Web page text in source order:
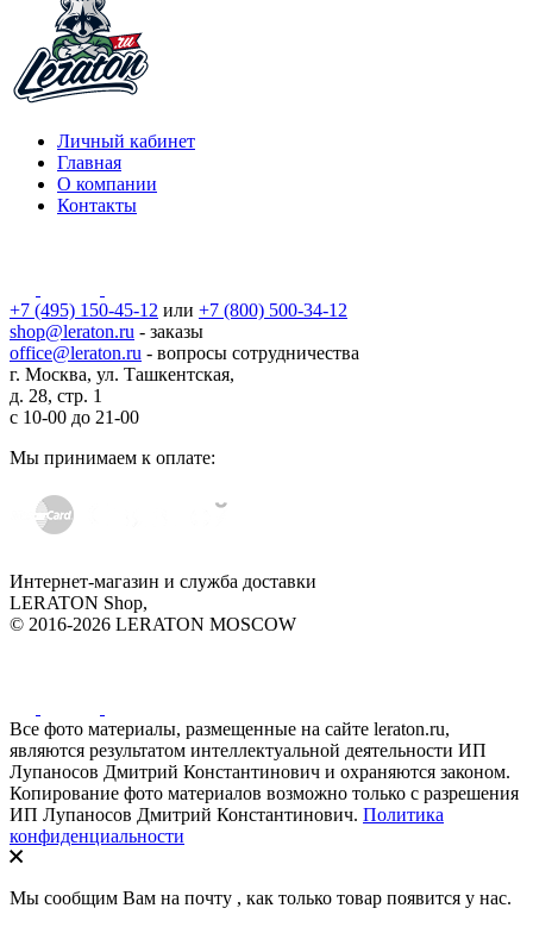
Личный кабинет
Главная
О компании
Контакты
+7 (495) 150-45-12 или +7 (800) 500-34-12
shop@leraton.ru - заказы
office@leraton.ru - вопросы сотрудничества
г. Москва, ул. Ташкентская,
д. 28, стр. 1
с 10-00 до 21-00
Мы принимаем к оплате:
Интернет-магазин и служба доставки
LERATON Shop,
© 2016-2026 LERATON MOSCOW
Все фото материалы, размещенные на сайте leraton.ru,
являются результатом интеллектуальной деятельности ИП
Лупаносов Дмитрий Константинович и охраняются законом.
Копирование фото материалов возможно только с разрешения
ИП Лупаносов Дмитрий Константинович. Политика
конфиденциальности
Мы сообщим Вам на почту , как только товар появится у нас.